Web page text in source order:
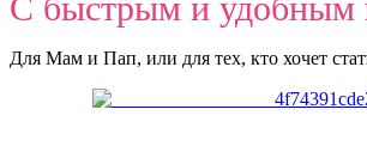
С быстрым и удобным
Для Мам и Пап, или для тех, кто хочет